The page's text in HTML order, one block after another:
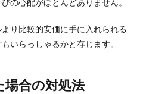
の心配がほとんどありません。
り比較的安価に手に入れられる
いらっしゃるかと存じます。
場合の対処法